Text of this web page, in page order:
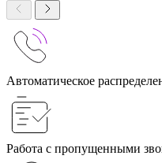
Автоматическое
Работа с пропущенными